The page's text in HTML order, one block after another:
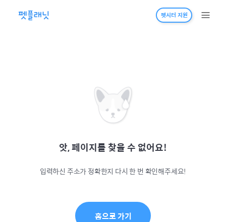
펫시터 지원
앗, 페이지를 찾을 수 없어요!
입력하신 주소가 정확한지 다시 한 번 확인해주세요!
홈으로 가기